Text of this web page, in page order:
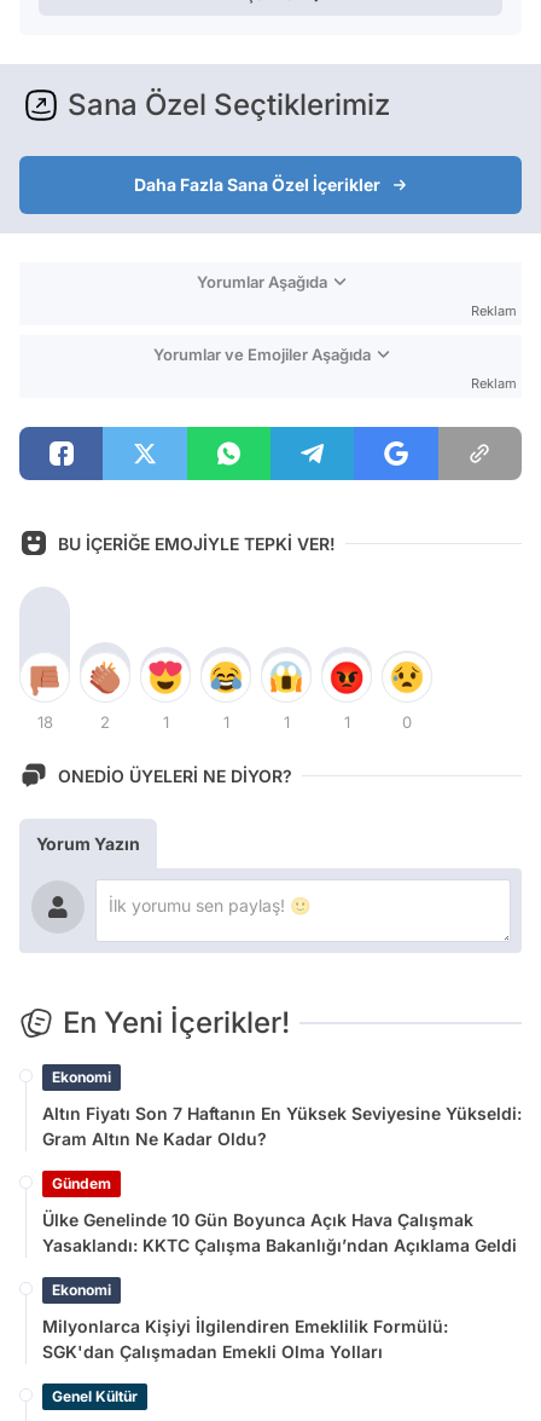
Sana Özel Seçtiklerimiz
Daha Fazla Sana Özel İçerikler
Yorumlar Aşağıda
Reklam
Yorumlar ve Emojiler Aşağıda
Reklam
BU İÇERİĞE EMOJİYLE TEPKİ VER!
18 2 1 1 1 1 0
ONEDİO ÜYELERİ NE DİYOR?
Yorum Yazın
En Yeni İçerikler!
Ekonomi
Altın Fiyatı Son 7 Haftanın En Yüksek Seviyesine Yükseldi:
Gram Altın Ne Kadar Oldu?
Gündem
Ülke Genelinde 10 Gün Boyunca Açık Hava Çalışmak
Yasaklandı: KKTC Çalışma Bakanlığı’ndan Açıklama Geldi
Ekonomi
Milyonlarca Kişiyi İlgilendiren Emeklilik Formülü:
SGK'dan Çalışmadan Emekli Olma Yolları
Genel Kültür